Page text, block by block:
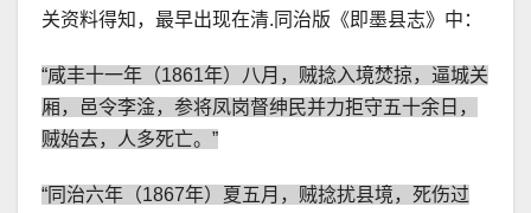
关资料得知，最早出现在清.同治版《即墨县志》中：
“咸丰十一年（1861年）八月，贼捻入境焚掠，逼城关
厢，邑令李淦，参将凤岗督绅民并力拒守五十余日，
贼始去，人多死亡。”
“同治六年（1867年）夏五月，贼捻扰县境，死伤过